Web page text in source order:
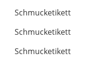
Schmucketikett
Schmucketikett
Schmucketikett